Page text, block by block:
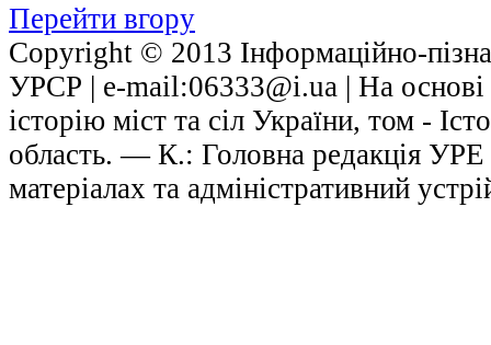
Перейти вгору
Copyright © 2013 Інформаційно-
УРСР | е-mail:06333@i.ua | На основі
історію міст та сіл України, том -
область. — К.: Головна редакція
матеріалах та адміністративний